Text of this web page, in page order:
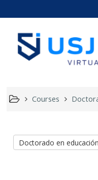
Courses